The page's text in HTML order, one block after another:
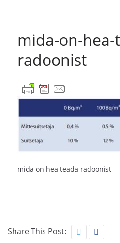
mida-on-hea-
radoonist
mida on hea teada radoonist
Share This Post: